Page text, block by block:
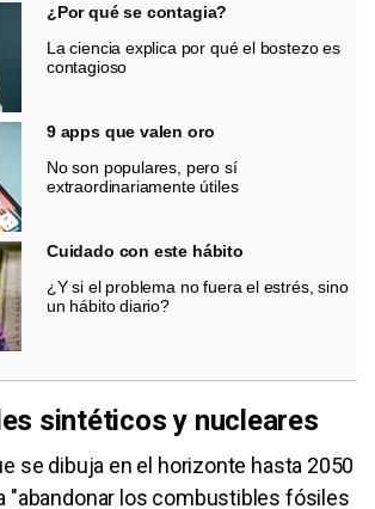
¿Por qué se contagia?
La ciencia explica por qué el bostezo es
contagioso
9 apps que valen oro
No son populares, pero sí
extraordinariamente útiles
Cuidado con este hábito
¿Y si el problema no fuera el estrés, sino
un hábito diario?
sintéticos y nucleares
se dibuja en el horizonte hasta 2050
"abandonar los combustibles fósiles